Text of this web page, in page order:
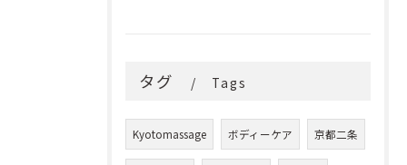
タグ Tags
Kyotomassage ボディーケア 京都二条